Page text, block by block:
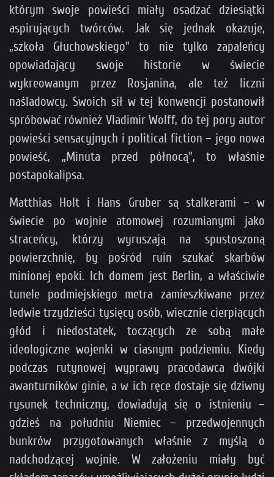
którym swoje powieści miały osadzać dziesiątki
aspirujących twórców. Jak się jednak okazuje,
„szkoła Głuchowskiego” to nie tylko zapaleńcy
opowiadający swoje historie w świecie
wykreowanym przez Rosjanina, ale też liczni
naśladowcy. Swoich sił w tej konwencji postanowił
spróbować również Vladimir Wolff, do tej pory autor
powieści sensacyjnych i political fiction – jego nowa
powieść, „Minuta przed północą”, to właśnie
postapokalipsa.
Matthias Holt i Hans Gruber są stalkerami – w
świecie po wojnie atomowej rozumianymi jako
straceńcy, którzy wyruszają na spustoszoną
powierzchnię, by pośród ruin szukać skarbów
minionej epoki. Ich domem jest Berlin, a właściwie
tunele podmiejskiego metra zamieszkiwane przez
ledwie trzydzieści tysięcy osób, wiecznie cierpiących
głód i niedostatek, toczących ze sobą małe
ideologiczne wojenki w ciasnym podziemiu. Kiedy
podczas rutynowej wyprawy pracodawca dwójki
awanturników ginie, a w ich ręce dostaje się dziwny
rysunek techniczny, dowiadują się o istnieniu –
gdzieś na południu Niemiec – przedwojennych
bunkrów przygotowanych właśnie z myślą o
nadchodzącej wojnie. W założeniu miały być